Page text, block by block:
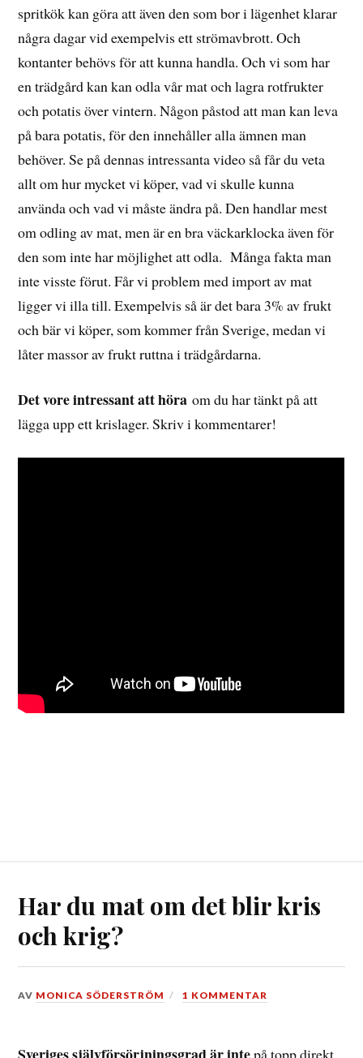
spritkök kan göra att även den som bor i lägenhet klarar
några dagar vid exempelvis ett strömavbrott. Och
kontanter behövs för att kunna handla. Och vi som har
en trädgård kan kan odla vår mat och lagra rotfrukter
och potatis över vintern. Någon påstod att man kan leva
på bara potatis, för den innehåller alla ämnen man
behöver. Se på dennas intressanta video så får du veta
allt om hur mycket vi köper, vad vi skulle kunna
använda och vad vi måste ändra på. Den handlar mest
om odling av mat, men är en bra väckarklocka även för
den som inte har möjlighet att odla. Många fakta man
inte visste förut. Får vi problem med import av mat
ligger vi illa till. Exempelvis så är det bara 3% av frukt
och bär vi köper, som kommer från Sverige, medan vi
låter massor av frukt ruttna i trädgårdarna.
Det vore intressant att höraom du har tänkt på att
lägga upp ett krislager. Skriv i kommentarer!
Har du mat om det blir kris
och krig?
DEN
2017
AV MONICA SÖDERSTRÖM 1 KOMMENTAR
Sveriges självförsörjningsgrad är intepå topp direkt.